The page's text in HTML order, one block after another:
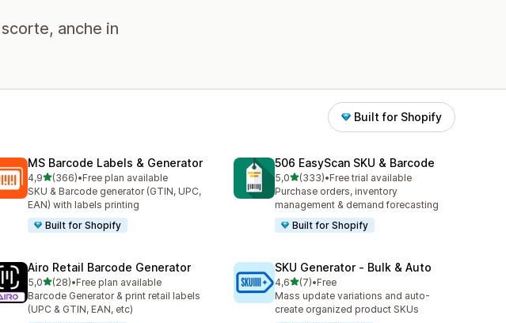
anche in
Built for Shopify
MS Barcode Labels & Generator
4,9stelle su 5
(366)
366 recensioni totali
•Free plan available
SKU & Barcode generator (GTIN, UPC,
EAN) with labels printing
Built for Shopify
506 EasyScan SKU & Barcode
5,0stelle su 5
(333)
333 recensioni totali
•Free trial available
Purchase orders, inventory
management & demand forecasting
Built for Shopify
Airo Retail Barcode Generator
5,0stelle su 5
(28)
28 recensioni totali
•Free plan available
Barcode Generator & print retail labels
(UPC & GTIN, EAN, etc)
SKU Generator ‑ Bulk & Auto
4,6stelle su 5
(7)
7 recensioni totali
•Free
Mass update variations and auto-
create organized product SKUs